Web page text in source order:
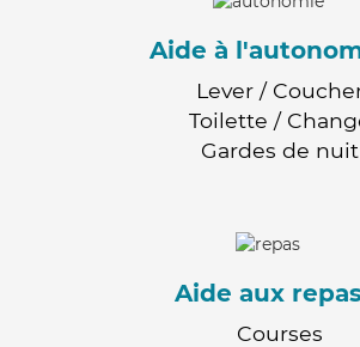
Aide à
Lever /
Toilette /
Gardes de nuit
Aide aux repas
Courses